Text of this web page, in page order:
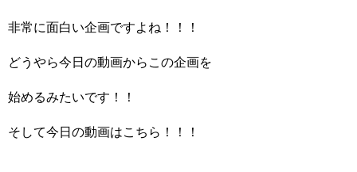
非常に面白い企画ですよね！！！
どうやら今日の動画からこの企画を
始めるみたいです！！
そして今日の動画はこちら！！！